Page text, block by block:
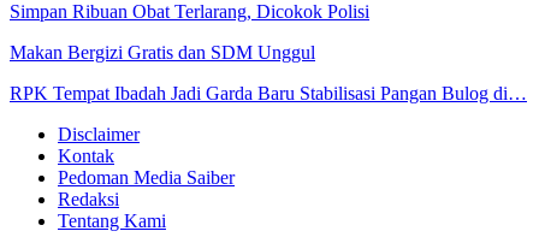
Simpan Ribuan Obat Terlarang, Dicokok Polisi
Makan Bergizi Gratis dan SDM Unggul
RPK Tempat Ibadah Jadi Garda Baru Stabilisasi Pangan Bulog di…
Disclaimer
Kontak
Pedoman Media Saiber
Redaksi
Tentang Kami